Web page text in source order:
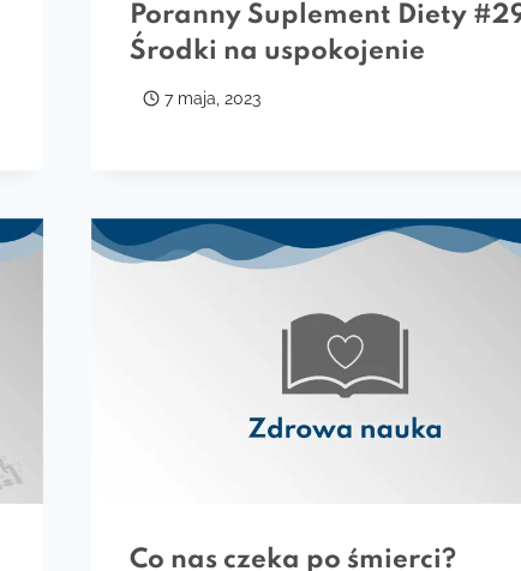
Poranny Suplement Diety
Środki na uspokojenie
7 maja, 2023
Co nas czeka po śmierci?